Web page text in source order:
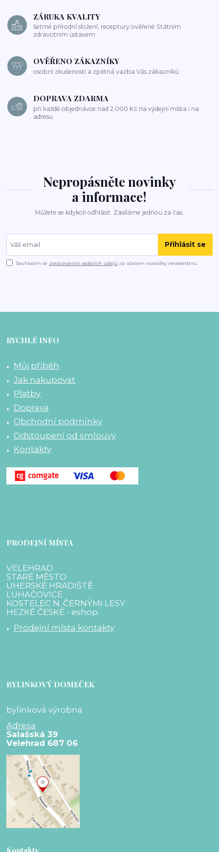
ZÁRUKA KVALITY
šetrné přírodní složení; receptury ověřené Státním
zdravotním ústavem
OVĚŘENO ZÁKAZNÍKY
osobní zkušenosti a zpětná vazba Vás zákazníků
DOPRAVA ZDARMA
při každé objednávce nad 2.000 Kč na výdejní místa i na
adresu
Nepropásněte novinky
a informace!
Můžete se kdykoli odhlásit. Zasíláme jednou za čas.
Přihlásit se
Souhlasím se zpracováním osobních údajů za účelem rozesílky newsletteru.
RYCHLÉ INFO
Můj příběh
Jak nakupovat
Platby
Doprava
Obchodní podmínky
Odstoupení od smlouvy
Kontakty
PRODEJNÍ MÍSTA
VELEHRAD
STARÉ MĚSTO
UHERSKÉ HRADIŠTĚ
LUHAČOVICE
KOSTELEC N. ČERNÝMI LESY
HEZKÉ ČESKÉ - eshop
Prodejní místa kontakty
BYLINKOVÝ DOMEČEK
bylinková výrobna
Adresa:
Salašská 39
Velehrad 687 06
Kontakty